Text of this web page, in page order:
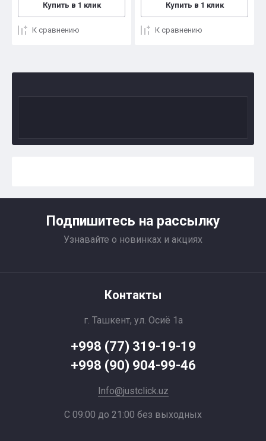
Купить в 1 клик
К сравнению
Купить в 1 клик
К сравнению
Подпишитесь на рассылку
Узнавайте о новинках и акциях
Контакты
г. Ташкент, ул. Осиё 1a
+998 (77) 319-19-19
+998 (90) 904-99-46
Info@justclick.uz
С 09:00 до 21:00 без выходных